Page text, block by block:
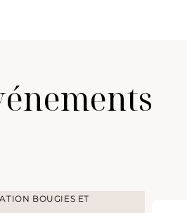
BOUGIES ET